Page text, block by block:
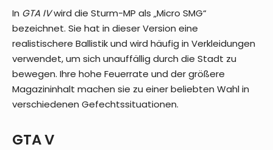
In GTA IVwird die Sturm-MP als „Micro SMG“
bezeichnet. Sie hat in dieser Version eine
realistischere Ballistik und wird häufig in Verkleidungen
verwendet, um sich unauffällig durch die Stadt zu
bewegen. Ihre hohe Feuerrate und der größere
Magazininhalt machen sie zu einer beliebten Wahl in
verschiedenen Gefechtssituationen.
GTA V